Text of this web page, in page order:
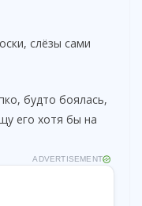
слёзы сами
будто боялась,
его хотя бы на
ADVERTISEMENT